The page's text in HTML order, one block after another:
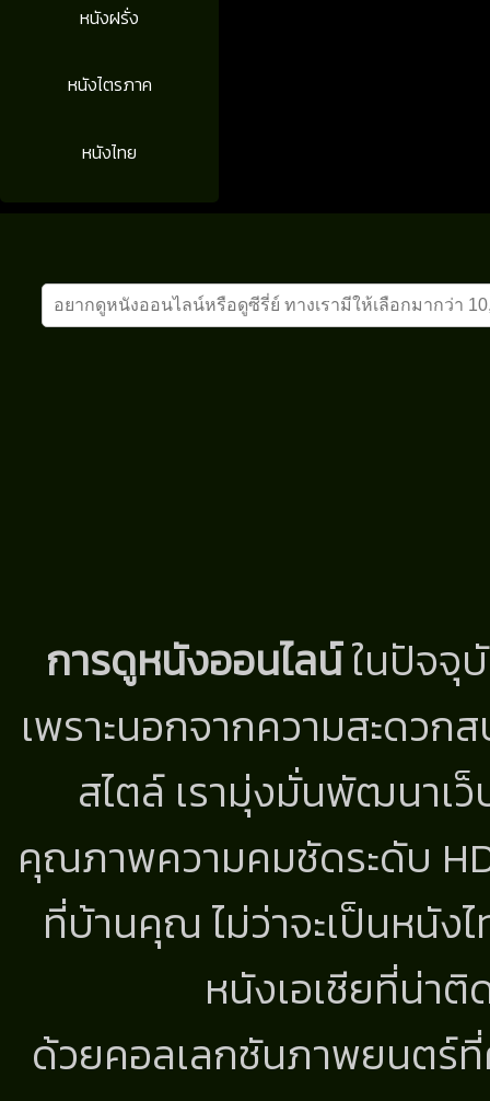
หนังฝรั่ง
หนังไตรภาค
หนังไทย
การดูหนังออนไลน์ในปัจจุ
เพราะนอกจากความสะดว
สไตล์ เรามุ่งมั่นพัฒนาเ
คุณภาพความคมชัดระดับ
ที่บ้านคุณ ไม่ว่าจะเป็นหนั
หนังเอเชียที่น่า
ด้วยคอลเลกชันภาพยนตร์